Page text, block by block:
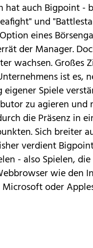
hat auch Bigpoint -
und
eines
der Manager.
wachsen. Großes
ist es,
Spiele
zu agieren und
die Präsenz in
Sich breiter
verdient
- also Spielen,
wie den
oder